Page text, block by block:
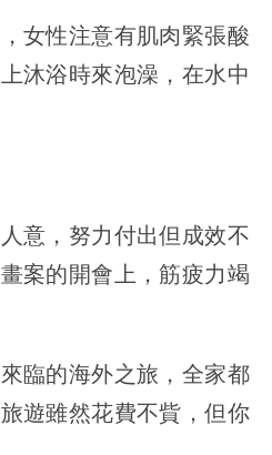
女性注意有肌肉緊張酸
沐浴時來泡澡，在水中
意，努力付出但成效不
案的開會上，筋疲力竭
臨的海外之旅，全家都
遊雖然花費不貲，但你